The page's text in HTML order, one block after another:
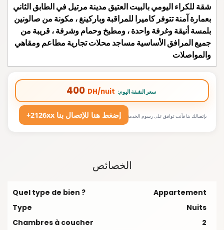
شقة للكراء اليومي بالبيت العتيق مدينة مرتيل في الطابق الثاني
بعمارة آمنة تتوفر كاميرا للمراقبة وباركينغ ، مكونة من صالونين
بلمسة أنيقة وغرفة واحدة ، ومطبخ وحمام وشرفة ، قريبة من
جميع المرافق الأساسية مساجد محلات تجارية مطاعم ومقاهي
والمواصلات
400 DH/nuit :سعر الشقة اليوم
+2126xx إضغط هنا للإتصال بنا بإتصالك بنا فأنت توافق على رسوم الخدمة
الخصائص
Quel type de bien ?
Appartement
Type
Nuits
Chambres à coucher
2